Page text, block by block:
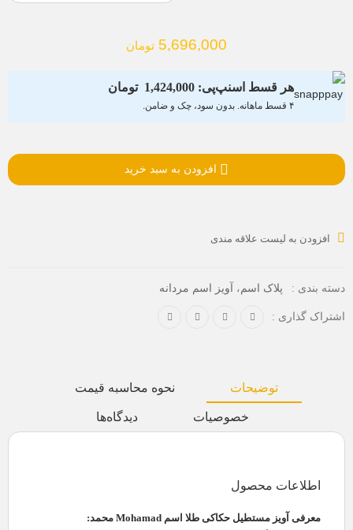
5,696,000 تومان
هر قسط اسنپ‌پی: 1,424,000 تومان
۴ قسط ماهانه. بدون سود، چک و ضامن.
افزودن به سبد خرید
افزودن به لیست علاقه مندی
دسته بندی : پلاک اسم، آویز اسم مردانه
اشتراک گذاری :
توضیحات نحوه محاسبه قیمت
خصوصیات دیدگاه‌ها
اطلاعات محصول
معرفی آویز مستطیل حکاکی طلا اسم Mohamad محمد: